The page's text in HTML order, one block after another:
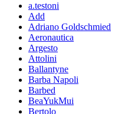
a.testoni
Add
Adriano Goldschmied
Aeronautica
Argesto
Attolini
Ballantyne
Barba Napoli
Barbed
BeaYukMui
Bertolo